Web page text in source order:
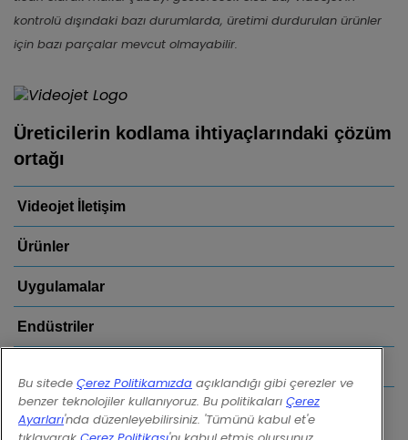
kontrolü dışındaki bazı durumlarda, üretimi durdurulan ürünler
için bazı parçalar mevcut olmayabilir.
Üreticilerin kodlama ihtiyaçlarındaki çözüm
ortağı
Videojet İletişim
Ürünler
Uygulamalar
Endüstriler
Follow us on:
Bu sitede Çerez Politikamızda açıklandığı gibi çerezler ve
benzer teknolojiler kullanıyoruz. Bu politikaları Çerez
Ayarları'nda düzenleyebilirsiniz. 'Tümünü kabul et'e